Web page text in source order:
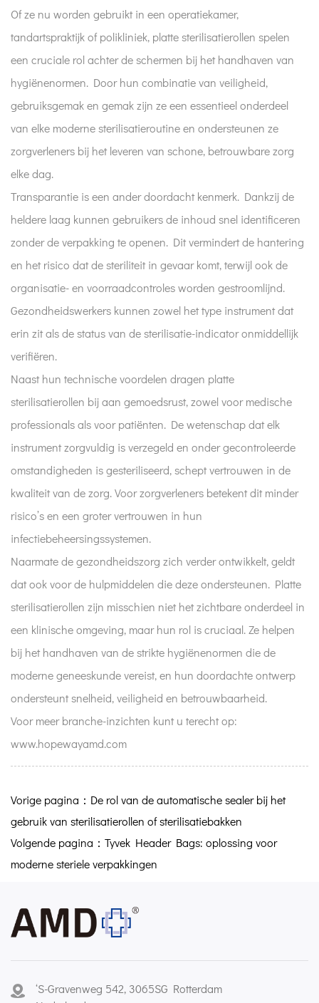
Of ze nu worden gebruikt in een operatiekamer,
tandartspraktijk of polikliniek, platte sterilisatierollen spelen
een cruciale rol achter de schermen bij het handhaven van
hygiënenormen. Door hun combinatie van veiligheid,
gebruiksgemak en gemak zijn ze een essentieel onderdeel
van elke moderne sterilisatieroutine en ondersteunen ze
zorgverleners bij het leveren van schone, betrouwbare zorg
elke dag.
Transparantie is een ander doordacht kenmerk. Dankzij de
heldere laag kunnen gebruikers de inhoud snel identificeren
zonder de verpakking te openen. Dit vermindert de hantering
en het risico dat de steriliteit in gevaar komt, terwijl ook de
organisatie- en voorraadcontroles worden gestroomlijnd.
Gezondheidswerkers kunnen zowel het type instrument dat
erin zit als de status van de sterilisatie-indicator onmiddellijk
verifiëren.
Naast hun technische voordelen dragen platte
sterilisatierollen bij aan gemoedsrust, zowel voor medische
professionals als voor patiënten. De wetenschap dat elk
instrument zorgvuldig is verzegeld en onder gecontroleerde
omstandigheden is gesteriliseerd, schept vertrouwen in de
kwaliteit van de zorg. Voor zorgverleners betekent dit minder
risico’s en een groter vertrouwen in hun
infectiebeheersingssystemen.
Naarmate de gezondheidszorg zich verder ontwikkelt, geldt
dat ook voor de hulpmiddelen die deze ondersteunen. Platte
sterilisatierollen zijn misschien niet het zichtbare onderdeel in
een klinische omgeving, maar hun rol is cruciaal. Ze helpen
bij het handhaven van de strikte hygiënenormen die de
moderne geneeskunde vereist, en hun doordachte ontwerp
ondersteunt snelheid, veiligheid en betrouwbaarheid.
Voor meer branche-inzichten kunt u terecht op:
www.hopewayamd.com
Vorige pagina：De rol van de automatische sealer bij het
gebruik van sterilisatierollen of sterilisatiebakken
Volgende pagina：Tyvek Header Bags: oplossing voor
moderne steriele verpakkingen
‘S-Gravenweg 542, 3065SG Rotterdam